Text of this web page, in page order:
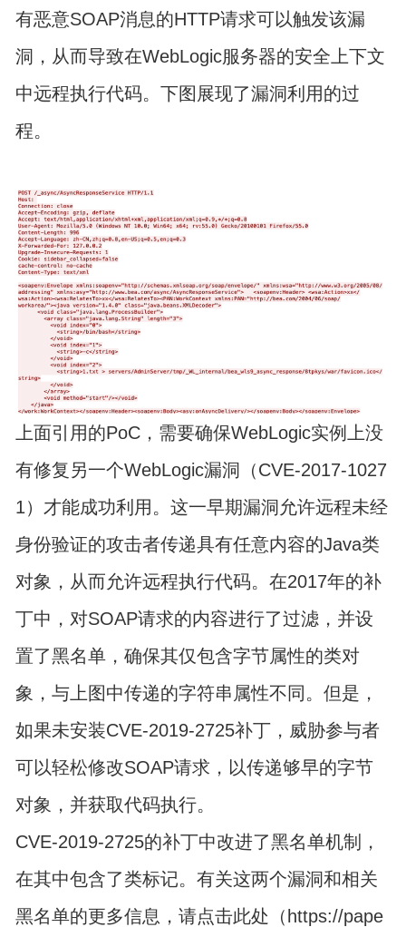
有恶意SOAP消息的HTTP请求可以触发该漏
洞，从而导致在WebLogic服务器的安全上下文
中远程执行代码。下图展现了漏洞利用的过
程。
上面引用的PoC，需要确保WebLogic实例上没
有修复另一个WebLogic漏洞（CVE-2017-1027
1）才能成功利用。这一早期漏洞允许远程未经
身份验证的攻击者传递具有任意内容的Java类
对象，从而允许远程执行代码。在2017年的补
丁中，对SOAP请求的内容进行了过滤，并设
置了黑名单，确保其仅包含字节属性的类对
象，与上图中传递的字符串属性不同。但是，
如果未安装CVE-2019-2725补丁，威胁参与者
可以轻松修改SOAP请求，以传递够早的字节
对象，并获取代码执行。
CVE-2019-2725的补丁中改进了黑名单机制，
在其中包含了类标记。有关这两个漏洞和相关
黑名单的更多信息，请点击此处（https://pape